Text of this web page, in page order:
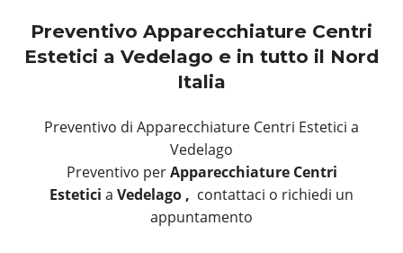
Preventivo Apparecchiature Centri
Estetici a Vedelago e in tutto il Nord
Italia
Preventivo di Apparecchiature Centri Estetici a
Vedelago
Preventivo perApparecchiature Centri
Estetici a Vedelago , contattaci o richiedi un
appuntamento